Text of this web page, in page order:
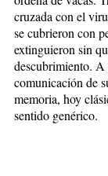
cruzada con el
se cubrieron con
extinguieron sin
descubrimiento. A
comunicación de
memoria, hoy
sentido genérico.